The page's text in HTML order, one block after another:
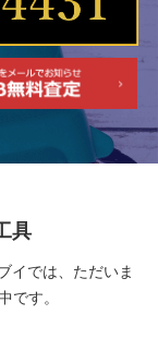
具
イでは、ただいま
です。